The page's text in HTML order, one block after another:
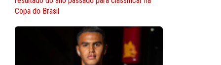
Copa do Brasil